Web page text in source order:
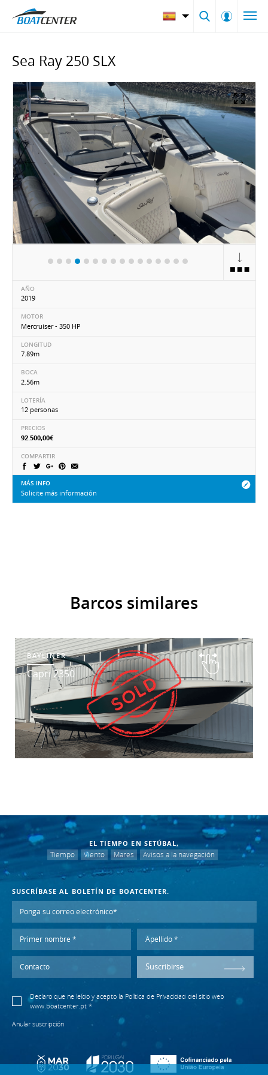
Sea Ray 250 SLX
AÑO
2019
MOTOR
Mercruiser - 350 HP
LONGITUD
7.89m
BOCA
2.56m
LOTERÍA
12 personas
PRECIOS
92.500,00€
COMPARTIR
MÁS INFO
Solicite más información
Barcos similares
BAYLINER
Capri 2350
EL TIEMPO EN SETÚBAL,
Tiempo
Viento Mares Avisos a la navegación
SUSCRÍBASE AL BOLETÍN DE BOATCENTER.
Suscribirse
Declaro que he leído y acepto la Política de Privacidad del sitio web
www.boatcenter.pt *
Anular suscripción